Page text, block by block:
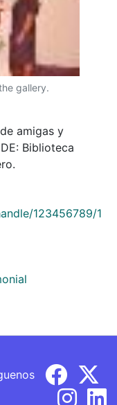
gallery.
amigas y
Biblioteca
123456789/1